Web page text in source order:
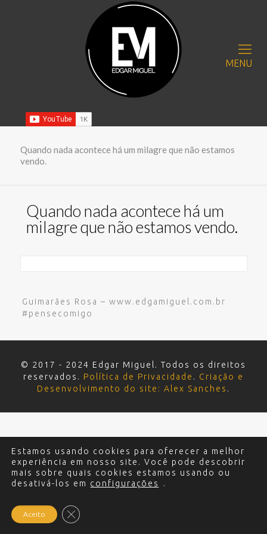
MENU
Quando nada acontece há um milagre que não estamos
vendo.
Quando nada acontece há um
milagre que não estamos vendo.
Guimarães Rosa – www.edgamiguel.com.br
#pensecomigo
© 2017 - 2024 Edgar Miguel. Todos os direitos
reservados. Política de Privacidade . Criação e
Desenvolvimento do site: Alex Sanches .
Estamos usando cookies para oferecer a melhor
experiência em nosso site. Você pode descobrir
mais sobre quais cookies estamos usando ou
desativá-los em configurações .
Aceito Close GDPR Cookie Banner